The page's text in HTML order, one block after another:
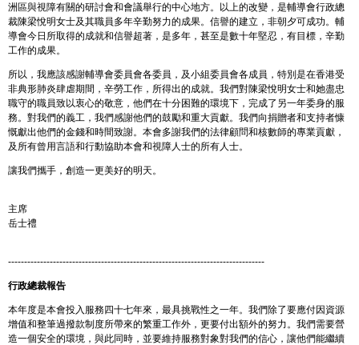
洲區與視障有關的研討會和會議舉行的中心地方。以上的改變，是輔導會行政總
裁陳梁悅明女士及其職員多年辛勤努力的成果。信譽的建立，非朝夕可成功。輔
導會今日所取得的成就和信譽超著，是多年，甚至是數十年堅忍，有目標，辛勤
工作的成果。
所以，我應該感謝輔導會委員會各委員，及小組委員會各成員，特別是在香港受
非典形肺炎肆虐期間，辛勞工作，所得出的成就。我們對陳梁悅明女士和她盡忠
職守的職員致以衷心的敬意，他們在十分困難的環境下，完成了另一年委身的服
務。對我們的義工，我們感謝他們的鼓勵和重大貢獻。我們向捐贈者和支持者慷
慨獻出他們的金錢和時間致謝。本會多謝我們的法律顧問和核數師的專業貢獻，
及所有曾用言語和行動協助本會和視障人士的所有人士。
讓我們攜手，創造一更美好的明天。
主席
岳士禮
--------------------------------------------------------------------------------
行政總裁報告
本年度是本會投入服務四十七年來，最具挑戰性之一年。我們除了要應付因資源
增值和整筆過撥款制度所帶來的繁重工作外，更要付出額外的努力。我們需要營
造一個安全的環境，與此同時，並要維持服務對象對我們的信心，讓他們能繼續